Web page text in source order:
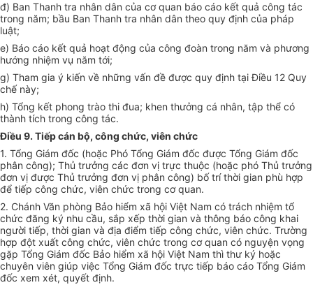
đ) Ban Thanh tra nhân dân của cơ quan báo cáo kết quả công tác
trong năm; bầu Ban Thanh tra nhân dân theo quy định của pháp
luật;
e) Báo cáo kết quả hoạt động của công đoàn trong năm và phương
hướng nhiệm vụ năm tới;
g) Tham gia ý kiến về những vấn đề được quy định tại Điều 12 Quy
chế này;
h) Tổng kết phong trào thi đua; khen thưởng cá nhân, tập thể có
thành tích trong công tác.
Điều 9. Tiếp cán bộ, công chức, viên chức
1. Tổng Giám đốc (hoặc Phó Tổng Giám đốc được Tổng Giám đốc
phân công); Thủ trưởng các đơn vị trực thuộc (hoặc phó Thủ trưởng
đơn vị được Thủ trưởng đơn vị phân công) bố trí thời gian phù hợp
để tiếp công chức, viên chức trong cơ quan.
2. Chánh Văn phòng Bảo hiểm xã hội Việt Nam có trách nhiệm tổ
chức đăng ký nhu cầu, sắp xếp thời gian và thông báo công khai
người tiếp, thời gian và địa điểm tiếp công chức, viên chức. Trường
hợp đột xuất công chức, viên chức trong cơ quan có nguyện vọng
gặp Tổng Giám đốc Bảo hiểm xã hội Việt Nam thì thư ký hoặc
chuyên viên giúp việc Tổng Giám đốc trực tiếp báo cáo Tổng Giám
đốc xem xét, quyết định.